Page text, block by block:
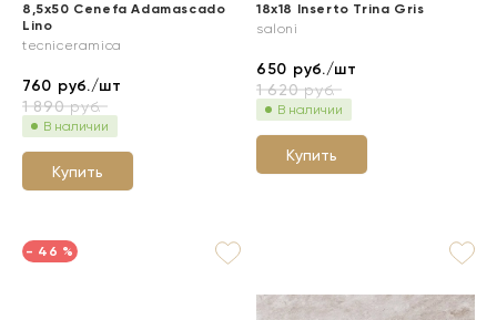
8,5x50 Cenefa Adamascado
Lino
tecniceramica
760 руб./шт
1 890руб.
В наличии
Купить
18x18 Inserto Trina Gris
saloni
650 руб./шт
1 620руб.
В наличии
Купить
- 46 %